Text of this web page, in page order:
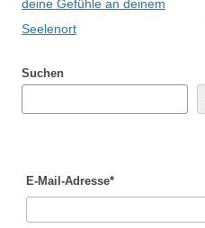
deine Gefühle an deinem
Seelenort
Suchen
E-Mail-Adresse*